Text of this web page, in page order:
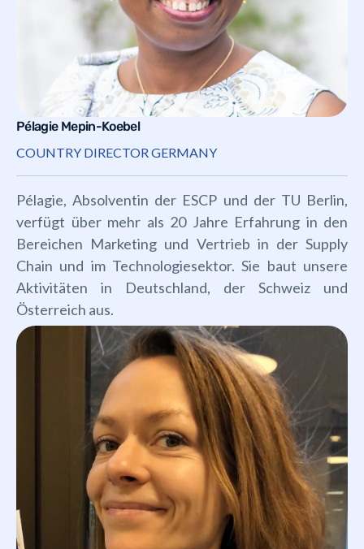
Pélagie Mepin-Koebel
COUNTRY DIRECTOR GERMANY
Pélagie, Absolventin der ESCP und der TU Berlin,
verfügt über mehr als 20 Jahre Erfahrung in den
Bereichen Marketing und Vertrieb in der Supply
Chain und im Technologiesektor. Sie baut unsere
Aktivitäten in Deutschland, der Schweiz und
Österreich aus.